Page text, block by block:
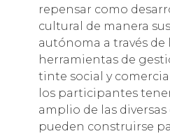
repensar como
cultural de manera
autónoma a través
herramientas de
tinte social y
los participantes
amplio de las
pueden construirse